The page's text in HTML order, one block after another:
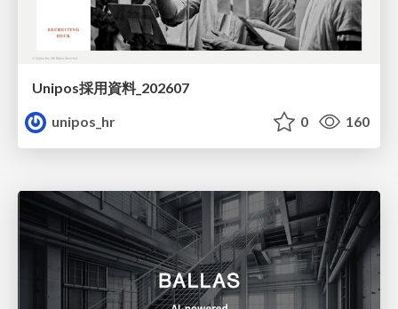
Unipos採用資料_202607
unipos_hr
0 160